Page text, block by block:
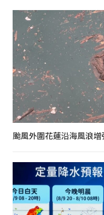
颱風外圍花蓮沿海風浪